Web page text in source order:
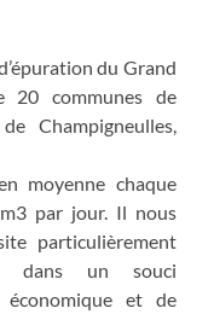
du Grand
20 communes de
Champigneulles,
moyenne chaque
par jour. Il nous
particulièrement
dans un souci
économique et de